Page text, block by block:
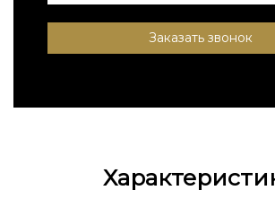
Заказать звонок